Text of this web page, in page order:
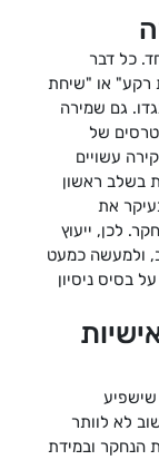
כל דבר
רקע" או "שיחת
גם שמירה
של
עשויים
בשלב ראשון
את
לכן, ייעוץ
ולמעשה כמעט
בסיס ניסיון
לא לוותר
הנחקר ובמידת